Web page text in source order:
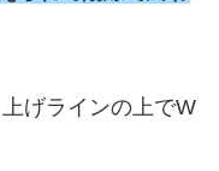
げラインの上でW